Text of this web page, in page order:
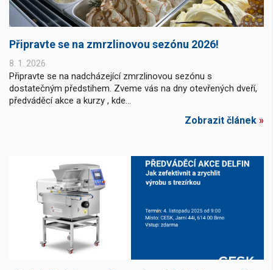
Připravte se na zmrzlinovou sezónu 2026!
8. 1. 2026
Připravte se na nadcházející zmrzlinovou sezónu s
dostatečným předstihem. Zveme vás na dny otevřených dveří,
předváděcí akce a kurzy , kde...
Zobrazit článek »